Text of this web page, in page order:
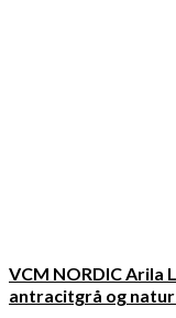
VCM NORDIC Arila
antracitgrå og